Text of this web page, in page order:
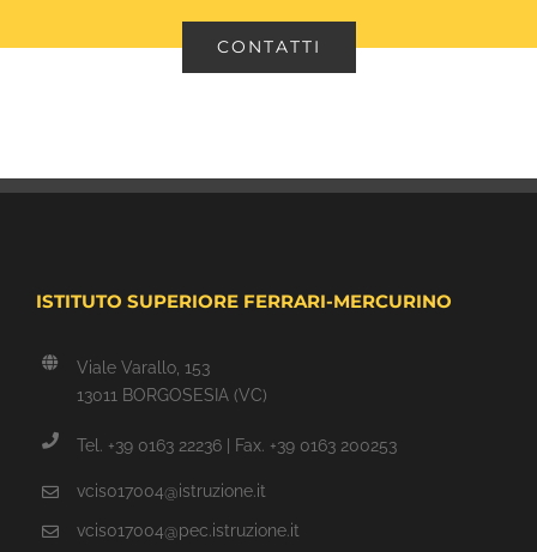
CONTATTI
ISTITUTO SUPERIORE FERRARI-MERCURINO
Viale Varallo, 153
13011 BORGOSESIA (VC)
Tel. +39 0163 22236 | Fax. +39 0163 200253
vcis017004@istruzione.it
vcis017004@pec.istruzione.it